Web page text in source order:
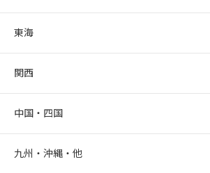
東海
関西
中国・四国
九州・沖縄・他